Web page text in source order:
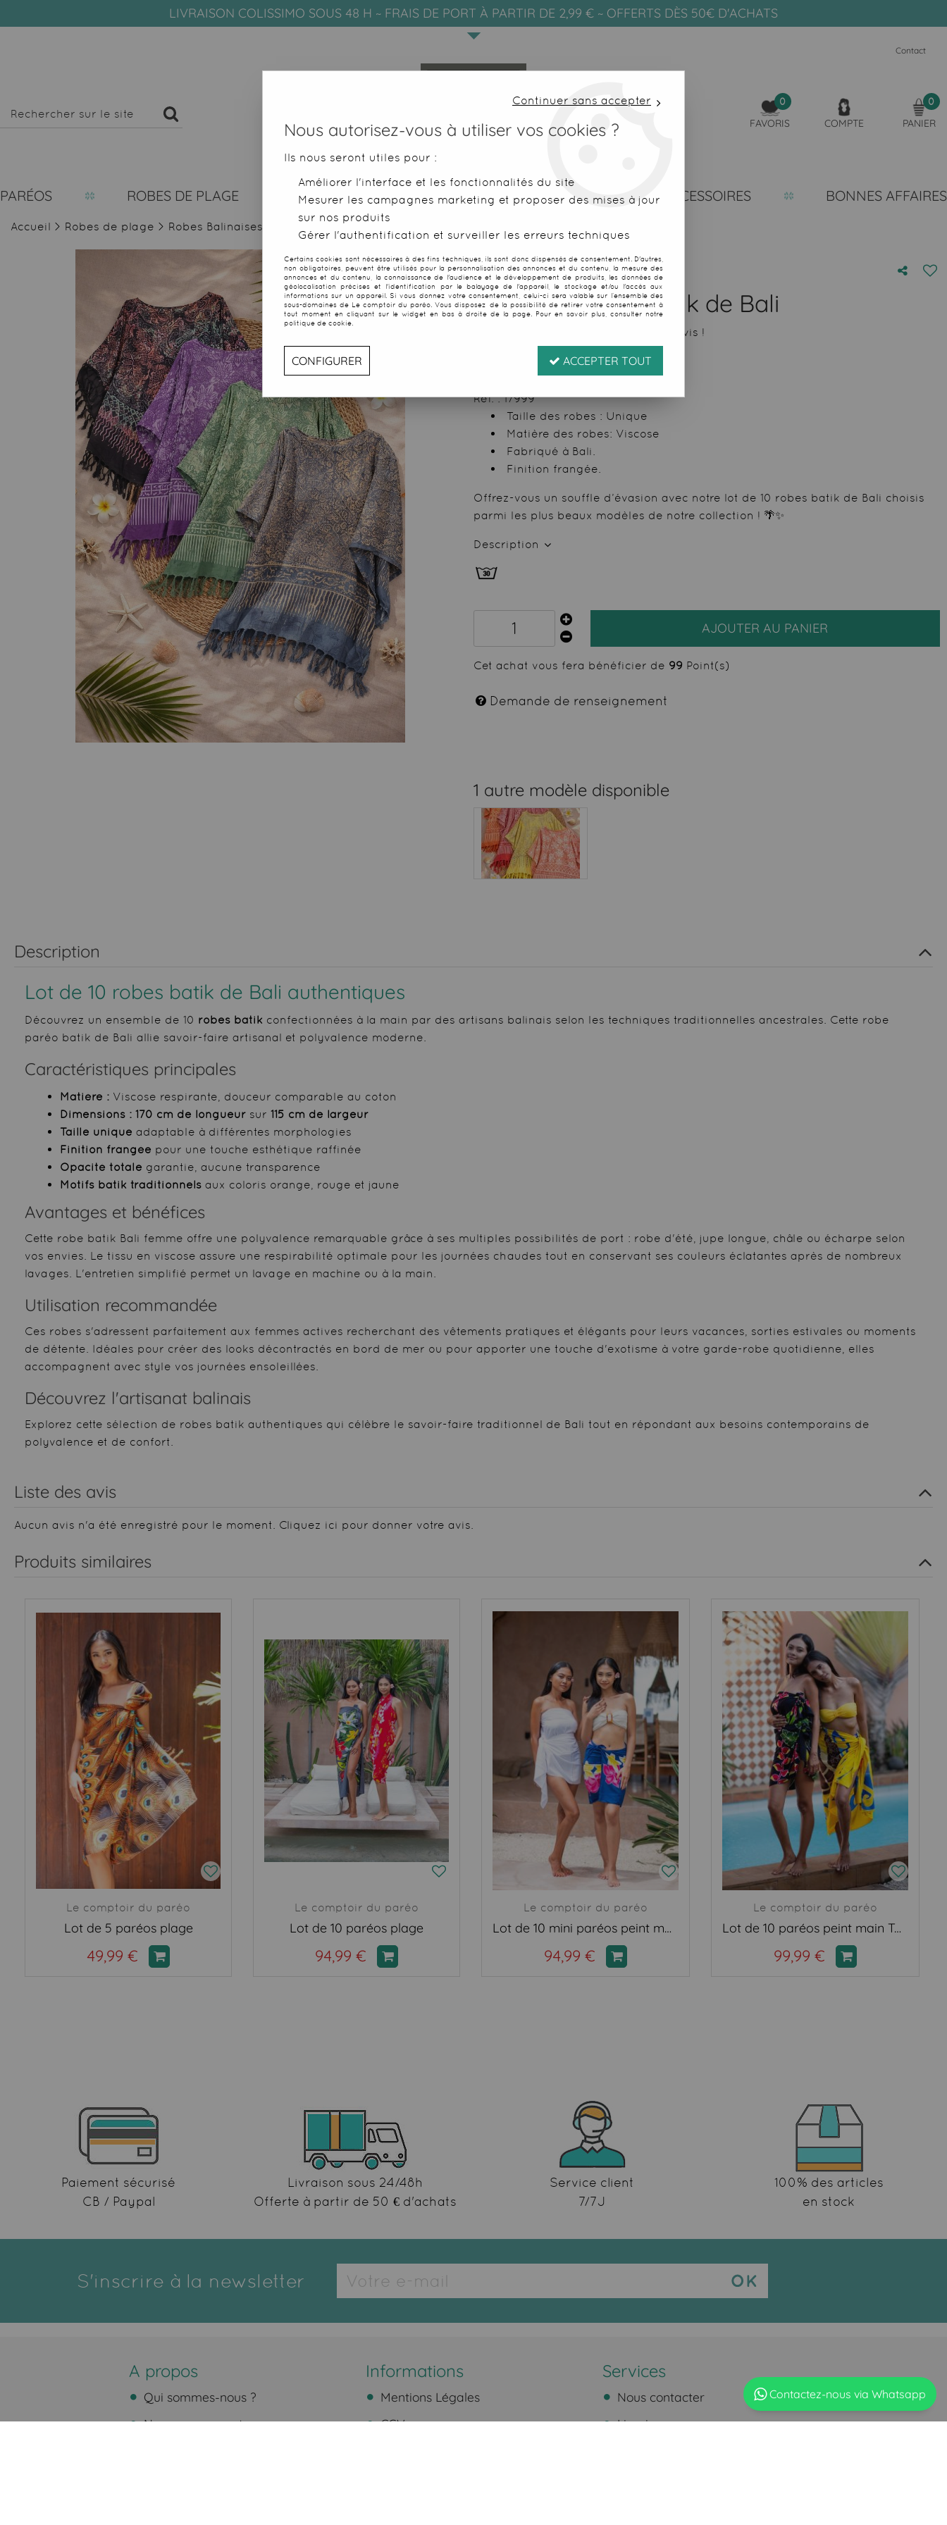
LIVRAISON COLISSIMO SOUS 48 H ~ FRAIS DE PORT À PARTIR DE 2,99 € ~ OFFERTS DÈS 50€ D'ACHATS
Contact
0
FAVORIS COMPTE
0
PANIER
PARÉOS ROBES DE PLAGE SERVIETTES DE PLAGE FOUTAS ACCESSOIRES BONNES AFFAIRES
Contactez-nous via Whatsapp
Accueil > Robes de plage > Robes Balinaises Lot de 10 robes batik de Bali
Lot de 10 robes batik de Bali
Soyez le premier à donner votre avis !
€TTC
Réf. :17999
Taille des robes : Unique
Matière des robes: Viscose
Fabriqué à Bali.
Finition frangée.
Offrez-vous un souffle d’évasion avec notre lot de 10 robes batik de Bali choisis
parmi les plus beaux modèles de notre collection ! 🌴✨
Description
AJOUTER AU PANIER
Cet achat vous fera bénéficier de 99 Point(s)
Demande de renseignement
1 autre modèle disponible
Description
Lot de 10 robes batik de Bali authentiques
Découvrez un ensemble de 10 robes batik confectionnées à la main par des artisans balinais selon les techniques traditionnelles ancestrales. Cette robe
paréo batik de Bali allie savoir-faire artisanal et polyvalence moderne.
Caractéristiques principales
Matière : Viscose respirante, douceur comparable au coton
Dimensions : 170 cm de longueur sur 115 cm de largeur
Taille unique adaptable à différentes morphologies
Finition frangée pour une touche esthétique raffinée
Opacité totale garantie, aucune transparence
Motifs batik traditionnels aux coloris orange, rouge et jaune
Avantages et bénéfices
Cette robe batik Bali femme offre une polyvalence remarquable grâce à ses multiples possibilités de port : robe d'été, jupe longue, châle ou écharpe selon
vos envies. Le tissu en viscose assure une respirabilité optimale pour les journées chaudes tout en conservant ses couleurs éclatantes après de nombreux
lavages. L'entretien simplifié permet un lavage en machine ou à la main.
Utilisation recommandée
Ces robes s'adressent parfaitement aux femmes actives recherchant des vêtements pratiques et élégants pour leurs vacances, sorties estivales ou moments
de détente. Idéales pour créer des looks décontractés en bord de mer ou pour apporter une touche d'exotisme à votre garde-robe quotidienne, elles
accompagnent avec style vos journées ensoleillées.
Découvrez l'artisanat balinais
Explorez cette sélection de robes batik authentiques qui célèbre le savoir-faire traditionnel de Bali tout en répondant aux besoins contemporains de
polyvalence et de confort.
Liste des avis
Aucun avis n'a été enregistré pour le moment. Cliquez ici pour donner votre avis.
Produits similaires
Le comptoir du paréo
Lot de 5 paréos plage
49,99 €
Le comptoir du paréo
Lot de 10 paréos plage
94,99 €
Le comptoir du paréo
Lot de 10 mini paréos peint main Tahiti
94,99 €
Le comptoir du paréo
Lot de 10 paréos peint main Tahiti
99,99 €
Paiement sécurisé
CB / Paypal
Livraison sous 24/48h
Offerte à partir de 50 € d'achats
Service client
7/7J
100% des articles
en stock
S'inscrire à la newsletter
A propos
Qui sommes-nous ?
Nos engagements
Informations
Mentions Légales
CGV
Services
Nous contacter
Livraison
Continuer sans accepter
Nous autorisez-vous à utiliser vos cookies ?
Ils nous seront utiles pour :
Améliorer l'interface et les fonctionnalités du site
Mesurer les campagnes marketing et proposer des mises à jour
sur nos produits
Gérer l'authentification et surveiller les erreurs techniques
Certains cookies sont nécessaires à des fins techniques, ils sont donc dispensés de consentement. D'autres,
non obligatoires, peuvent être utilisés pour la personnalisation des annonces et du contenu, la mesure des
annonces et du contenu, la connaissance de l'audience et le développement de produits, les données de
géolocalisation précises et l'identification par le balayage de l'appareil, le stockage et/ou l'accès aux
informations sur un appareil. Si vous donnez votre consentement, celui-ci sera valable sur l’ensemble des
sous-domaines de Le comptoir du paréo. Vous disposez de la possibilité de retirer votre consentement à
tout moment en cliquant sur le widget en bas à droite de la page. Pour en savoir plus, consulter notre
politique de cookie.
CONFIGURER ACCEPTER TOUT